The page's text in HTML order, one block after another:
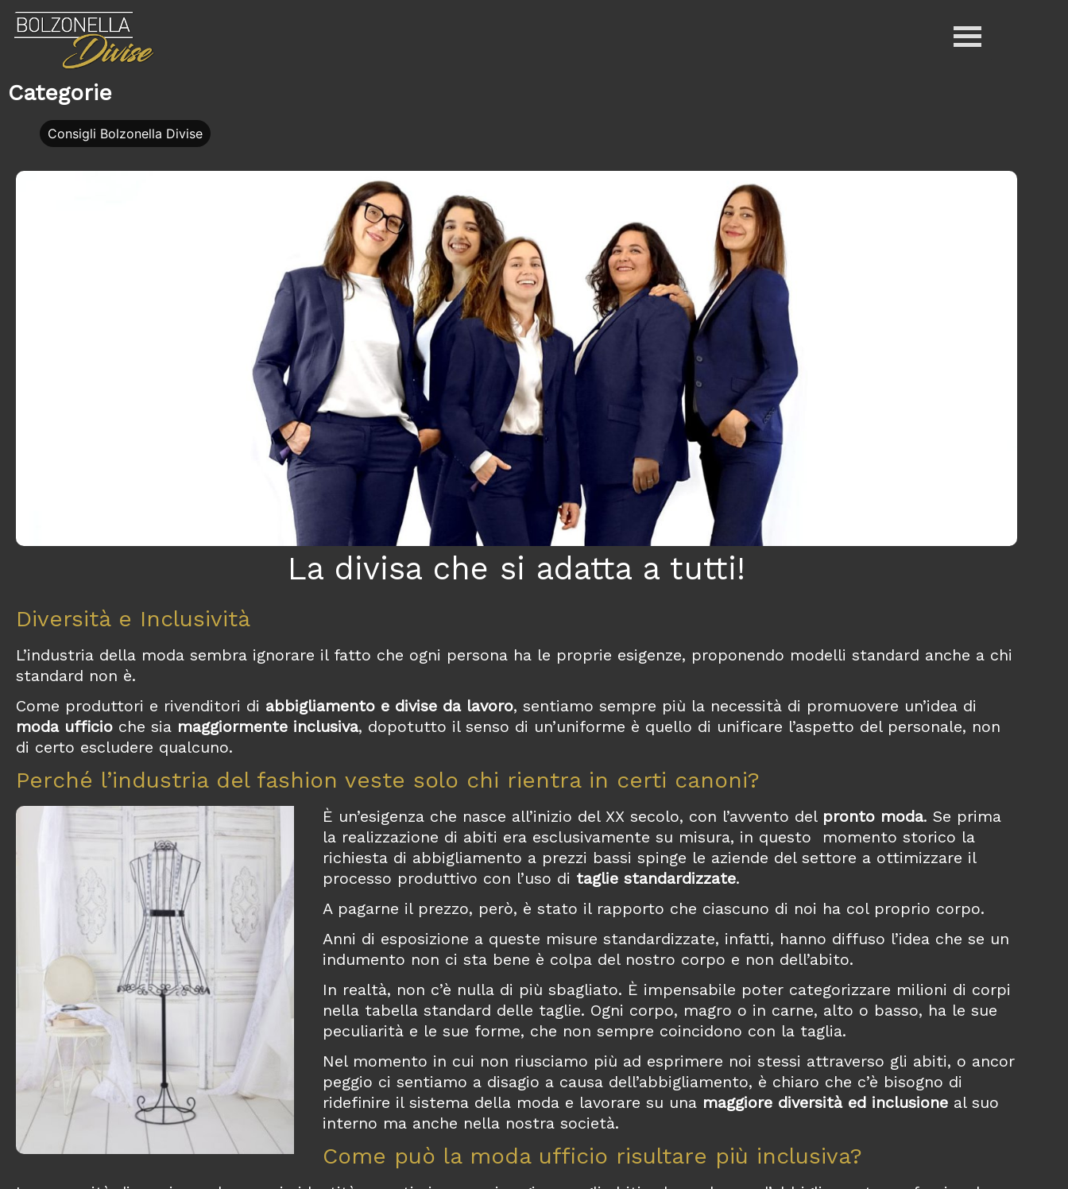
Categorie
Consigli Bolzonella Divise
La divisa che si adatta a tutti!
Diversità e Inclusività
L’industria della moda sembra ignorare il fatto che ogni persona ha le proprie esigenze, proponendo modelli standard anche a chi
standard non è.
Come produttori e rivenditori di abbigliamento e divise da lavoro, sentiamo sempre più la necessità di promuovere un’idea di
moda ufficio che sia maggiormente inclusiva, dopotutto il senso di un’uniforme è quello di unificare l’aspetto del personale, non
di certo escludere qualcuno.
Perché l’industria del fashion veste solo chi rientra in certi canoni?
È un’esigenza che nasce all’inizio del XX secolo, con l’avvento del pronto moda. Se prima
la realizzazione di abiti era esclusivamente su misura, in questo momento storico la
richiesta di abbigliamento a prezzi bassi spinge le aziende del settore a ottimizzare il
processo produttivo con l’uso di taglie standardizzate.
A pagarne il prezzo, però, è stato il rapporto che ciascuno di noi ha col proprio corpo.
Anni di esposizione a queste misure standardizzate, infatti, hanno diffuso l’idea che se un
indumento non ci sta bene è colpa del nostro corpo e non dell’abito.
In realtà, non c’è nulla di più sbagliato. È impensabile poter categorizzare milioni di corpi
nella tabella standard delle taglie. Ogni corpo, magro o in carne, alto o basso, ha le sue
peculiarità e le sue forme, che non sempre coincidono con la taglia.
Nel momento in cui non riusciamo più ad esprimere noi stessi attraverso gli abiti, o ancor
peggio ci sentiamo a disagio a causa dell’abbigliamento, è chiaro che c’è bisogno di
ridefinire il sistema della moda e lavorare su una maggiore diversità ed inclusione al suo
interno ma anche nella nostra società.
Come può la moda ufficio risultare più inclusiva?